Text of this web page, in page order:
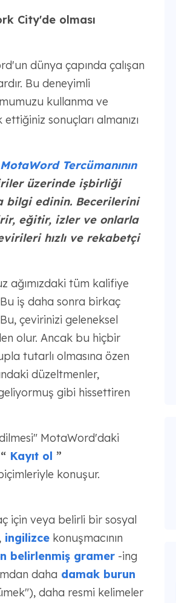
City'de olması
dünya çapında çalışan
Bu deneyimli
kullanma ve
sonuçları almanızı
Tercümanının
üzerinde işbirliği
bilgi edinin. Becerilerini
eğitir, izler ve onlarla
hızlı ve rekabetçi
ağımızdaki tüm kalifiye
iş daha sonra birkaç
çevirinizi geleneksel
olur. Ancak bu hiçbir
tutarlı olmasına özen
düzeltmenler,
gibi hissettiren
MotaWord'daki
“Kayıt ol ”
konuşur.
için veya belirli bir sosyal
ingilizcekonuşmacının
belirlenmiş gramer-ing
daha damak burun
daha resmi kelimeler